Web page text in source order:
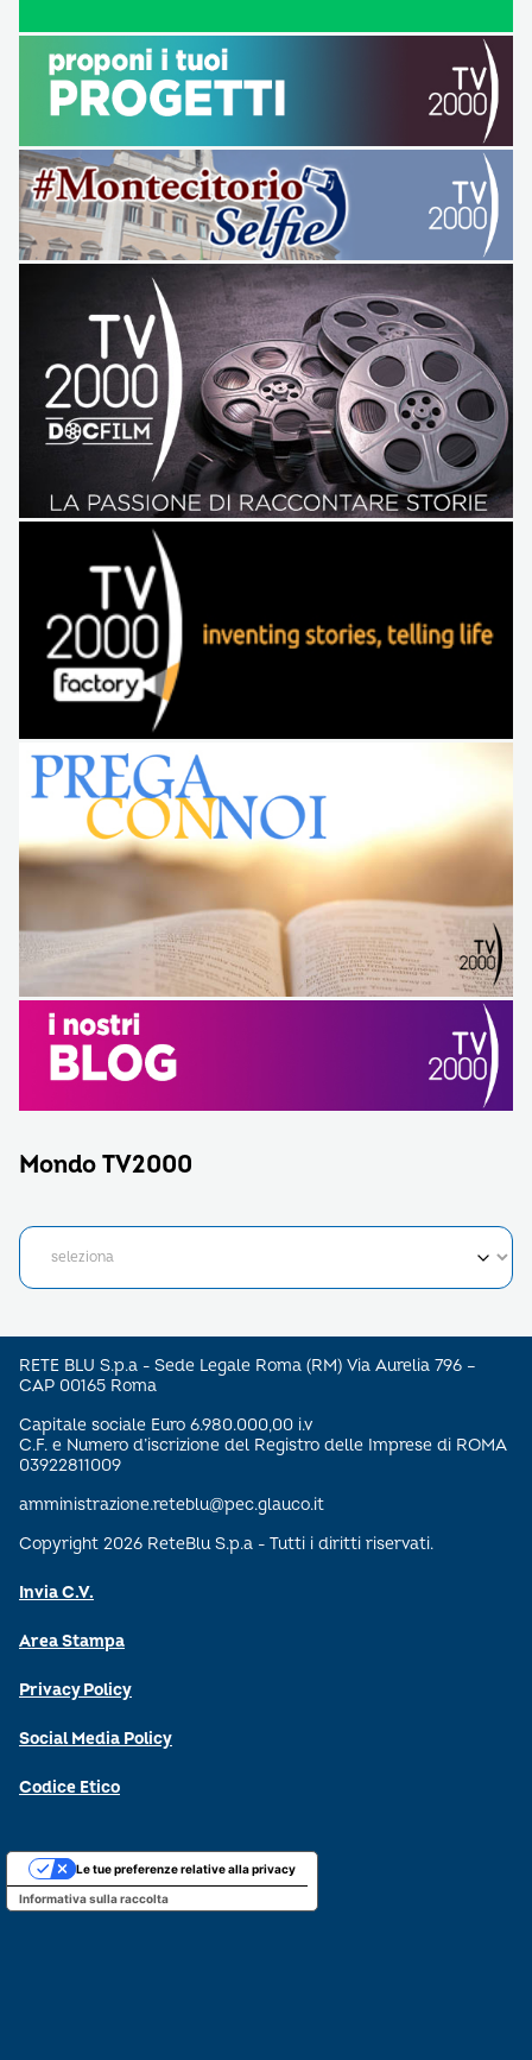
Mondo TV2000
RETE BLU S.p.a - Sede Legale Roma (RM) Via Aurelia 796 –
CAP 00165 Roma
Capitale sociale Euro 6.980.000,00 i.v
C.F. e Numero d’iscrizione del Registro delle Imprese di ROMA
03922811009
amministrazione.reteblu@pec.glauco.it
Copyright 2026 ReteBlu S.p.a - Tutti i diritti riservati.
Invia C.V.
Area Stampa
Privacy Policy
Social Media Policy
Codice Etico
Informativa sulla raccolta
Le tue preferenze relative alla privacy